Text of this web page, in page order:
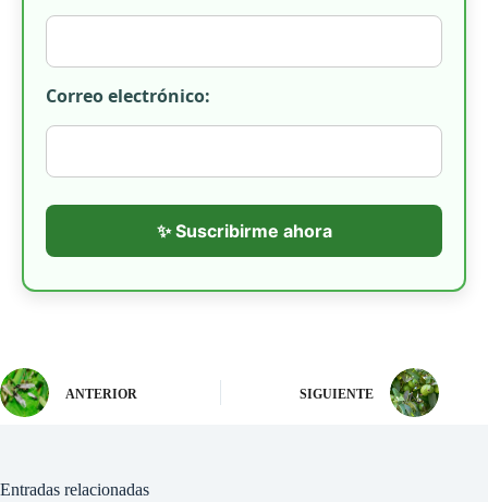
Correo electrónico:
✨ Suscribirme ahora
ANTERIOR SIGUIENTE
Entradas relacionadas